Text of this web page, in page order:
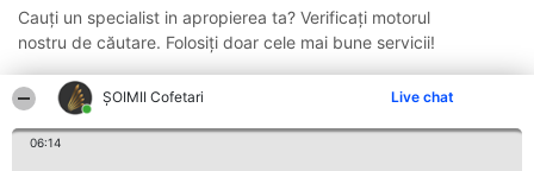
ȘOIMII Cofetari Live chat
06:14
Cauți un specialist in apropierea ta? Verificați motorul
nostru de căutare. Folosiți doar cele mai bune servicii!